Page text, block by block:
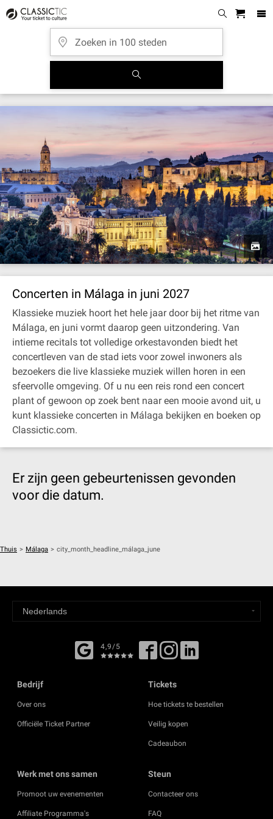
Concerten in Málaga in juni 2027
Klassieke muziek hoort het hele jaar door bij het ritme van
Málaga, en juni vormt daarop geen uitzondering. Van
intieme recitals tot volledige orkestavonden biedt het
concertleven van de stad iets voor zowel inwoners als
bezoekers die live klassieke muziek willen horen in een
sfeervolle omgeving. Of u nu een reis rond een concert
plant of gewoon op zoek bent naar een mooie avond uit, u
kunt klassieke concerten in Málaga bekijken en boeken op
Classictic.com.
Er zijn geen gebeurtenissen gevonden
voor die datum.
Thuis > Málaga > city_month_headline_málaga_june
4,9/5
Bedrijf
Over ons
Officiële Ticket Partner
Tickets
Hoe tickets te bestellen
Veilig kopen
Cadeaubon
Werk met ons samen
Promoot uw evenementen
Affiliate Programma's
Steun
Contacteer ons
FAQ